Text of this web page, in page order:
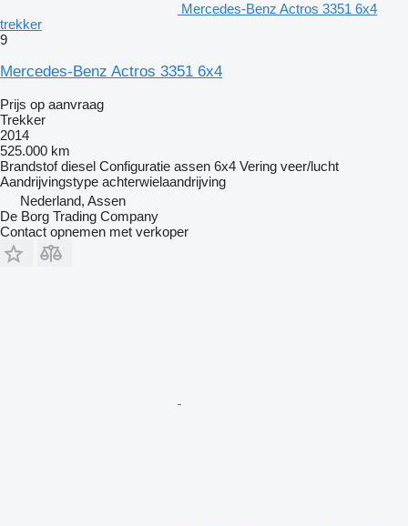
Mercedes-Benz Actros 3351 6x4
trekker
9
Mercedes-Benz Actros 3351 6x4
Prijs op aanvraag
Trekker
2014
525.000 km
Brandstof diesel Configuratie assen 6x4 Vering veer/lucht
Aandrijvingstype achterwielaandrijving
Nederland, Assen
De Borg Trading Company
Contact opnemen met verkoper